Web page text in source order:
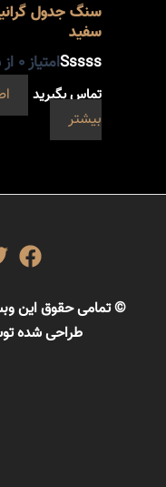
سنگ جدول
سفید
امتیاز0 از 5
تماس بگیرید
بیشتر
© تمامی حقوق این
طراحی شده